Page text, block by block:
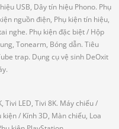
USB, Dây tín hiệu Phono. Phụ
nguồn điện, Phụ kiện tín hiệu,
nghe. Phụ kiện đặc biệt/ Hộp
Tonearm, Bóng dẫn. Tiêu
trap. Dụng cụ vệ sinh DeOxit
Tivi LED, Tivi 8K. Máy chiếu/
kiện/ Kính 3D, Màn chiếu, Loa